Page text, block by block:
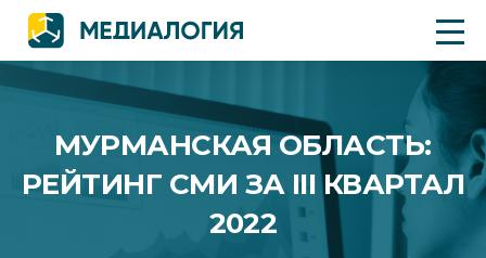
МУРМАНСКАЯ ОБЛАСТЬ:
РЕЙТИНГ СМИ ЗА III КВАРТАЛ
2022